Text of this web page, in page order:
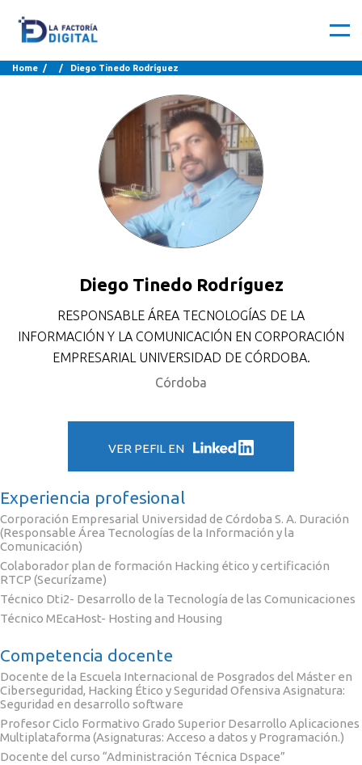
Home / / Diego Tinedo Rodríguez
Diego Tinedo Rodríguez
RESPONSABLE ÁREA TECNOLOGÍAS DE LA
INFORMACIÓN Y LA COMUNICACIÓN EN CORPORACIÓN
EMPRESARIAL UNIVERSIDAD DE CÓRDOBA.
Córdoba
VER PEFIL EN
Experiencia profesional
Corporación Empresarial Universidad de Córdoba S. A. Duración
(Responsable Área Tecnologías de la Información y la
Comunicación)
Colaborador plan de formación Hacking ético y certificación
RTCP (Securízame)
Técnico Dti2- Desarrollo de la Tecnología de las Comunicaciones
Técnico MEcaHost- Hosting and Housing
Competencia docente
Docente de la Escuela Internacional de Posgrados del Máster en
Ciberseguridad, Hacking Ético y Seguridad Ofensiva Asignatura:
Seguridad en desarrollo software
Profesor Ciclo Formativo Grado Superior Desarrollo Aplicaciones
Multiplataforma (Asignaturas: Acceso a datos y Programación.)
Docente del curso “Administración Técnica Dspace”